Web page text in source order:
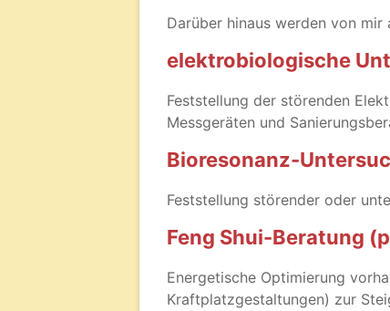
Darüber hinaus werden von mir
elektrobiologische
Feststellung der störenden
Messgeräten und
Bioresonanz-
Feststellung störender oder
Feng Shui-Beratung
Energetische Optimierung
Kraftplatzgestaltungen) zur